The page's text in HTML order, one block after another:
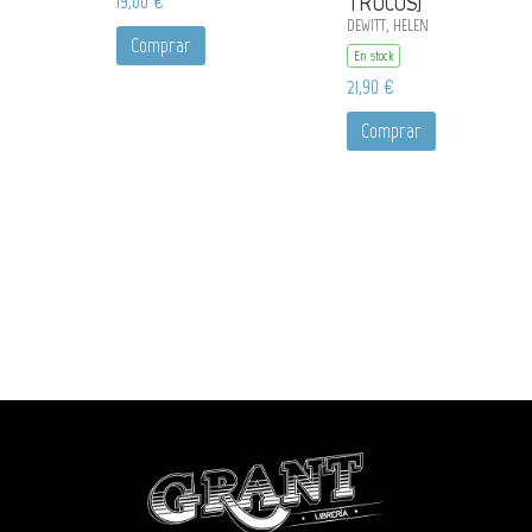
Comprar
DEWITT, HELEN
En stock
21,90 €
Comprar